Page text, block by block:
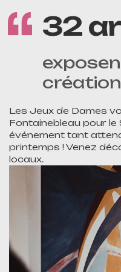
32
Les Jeux de Dames
Fontainebleau pour le
événement tant
printemps ! Venez
locaux.